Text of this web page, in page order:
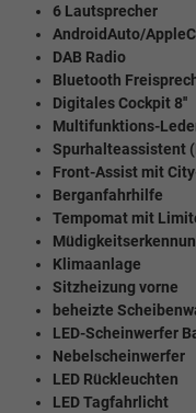
6 Lautsprecher
AndroidAuto/
DAB Radio
Bluetooth
Digitales Cockpit 8''
Multifunktions-
Spurhalteassistent
Front-Assist mit
Berganfahrhilfe
Tempomat mit
Klimaanlage
Sitzheizung vorne
beheizte
LED-Scheinwerfer
Nebelscheinwerfer
LED Rückleuchten
LED Tagfahrlicht